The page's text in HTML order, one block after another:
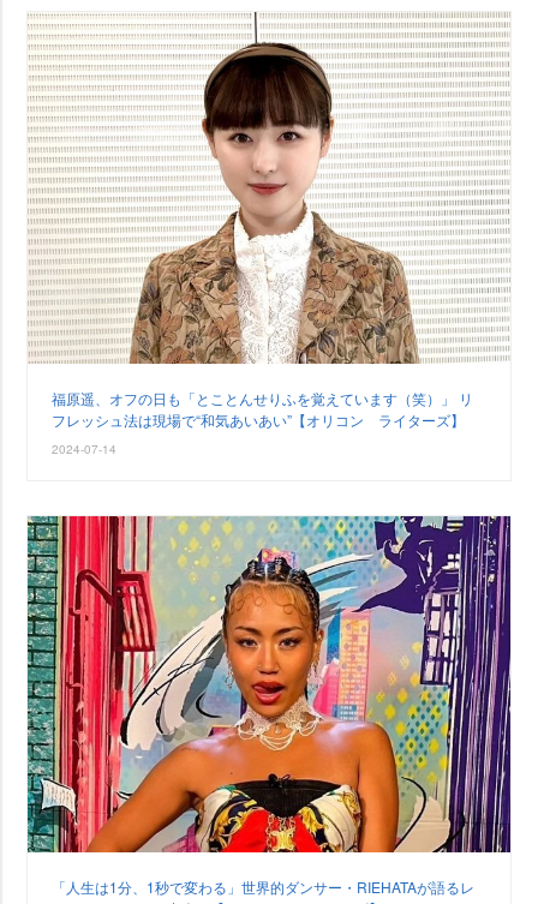
福原遥、オフの日も「とことんせりふを覚えています（笑）」 リ
フレッシュ法は現場で“和気あいあい”【オリコン ライターズ】
2024-07-14
「人生は1分、1秒で変わる」世界的ダンサー・RIEHATAが語るレ